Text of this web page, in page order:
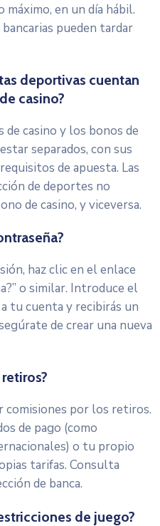
máximo, en un día hábil.
pueden tardar
deportivas cuentan
casino?
casino y los bonos de
separados, con sus
de apuesta. Las
de deportes no
de casino, y viceversa.
haz clic en el enlace
o similar. Introduce el
tu cuenta y recibirás un
de crear una nueva
por los retiros.
de pago (como
o tu propio
tarifas. Consulta
de banca.
de juego?